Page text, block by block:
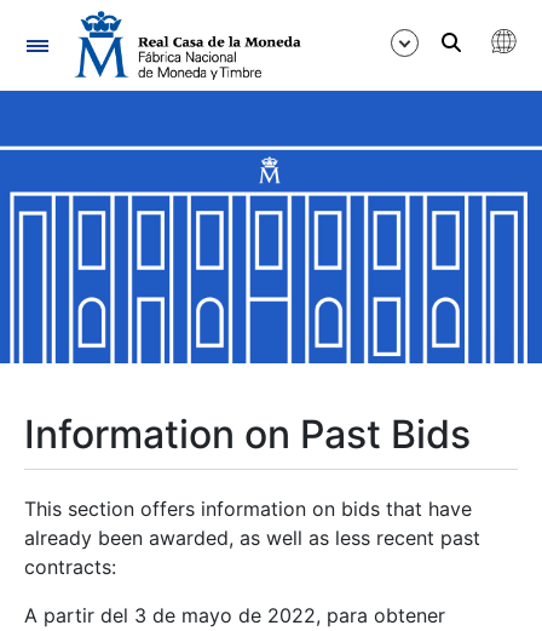
Navigation
Show/Hide
Show/Hide
Show/Hide
Show/Hide
Information on Past Bids
This section offers information on bids that have
already been awarded, as well as less recent past
contracts:
A partir del 3 de mayo de 2022, para obtener